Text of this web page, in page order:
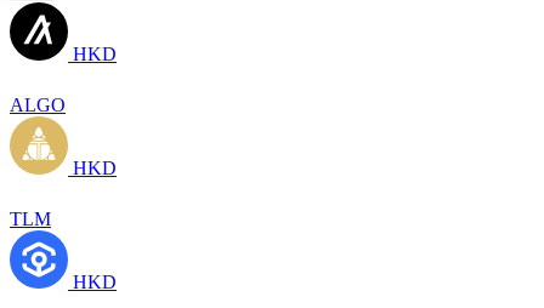
HKD
ALGO
HKD
TLM
HKD